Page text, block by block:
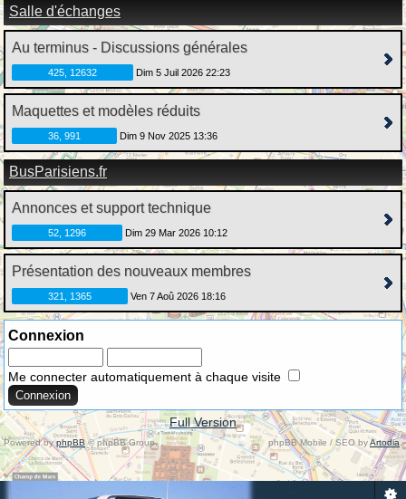
Salle d'échanges
Au terminus - Discussions générales
425, 12632 Dim 5 Juil 2026 22:23
Maquettes et modèles réduits
36, 991 Dim 9 Nov 2025 13:36
BusParisiens.fr
Annonces et support technique
52, 1296 Dim 29 Mar 2026 10:12
Présentation des nouveaux membres
321, 1365 Ven 7 Aoû 2026 18:16
Connexion
Me connecter automatiquement à chaque visite
Full Version
Powered byphpBB© phpBB Group. phpBB Mobile / SEO byArtodia .